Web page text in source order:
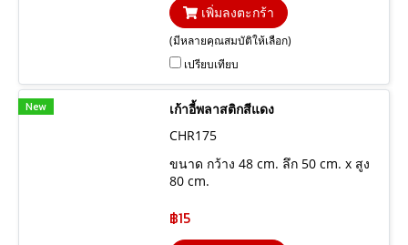
เพิ่มลงตะกร้า
(มีหลายคุณสมบัติให้เลือก)
เปรียบเทียบ
New
เก้าอี้พลาสติกสีแดง
CHR175
ขนาด กว้าง 48 cm. ลึก 50 cm. x สูง
80 cm.
฿15